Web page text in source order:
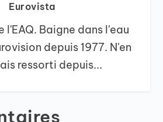
Eurovista
l'EAQ. Baigne dans l'eau
depuis 1977. N'en
ressorti depuis...